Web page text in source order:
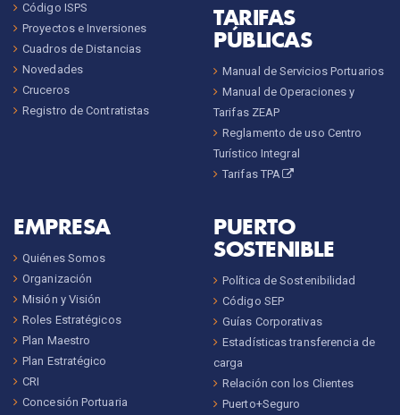
Código ISPS
Proyectos e Inversiones
Cuadros de Distancias
Novedades
Cruceros
Registro de Contratistas
TARIFAS
PÚBLICAS
Manual de Servicios Portuarios
Manual de Operaciones y
Tarifas ZEAP
Reglamento de uso Centro
Turístico Integral
Tarifas TPA
EMPRESA
Quiénes Somos
Organización
Misión y Visión
Roles Estratégicos
Plan Maestro
Plan Estratégico
CRI
Concesión Portuaria
PUERTO
SOSTENIBLE
Política de Sostenibilidad
Código SEP
Guías Corporativas
Estadísticas transferencia de
carga
Relación con los Clientes
Puerto+Seguro